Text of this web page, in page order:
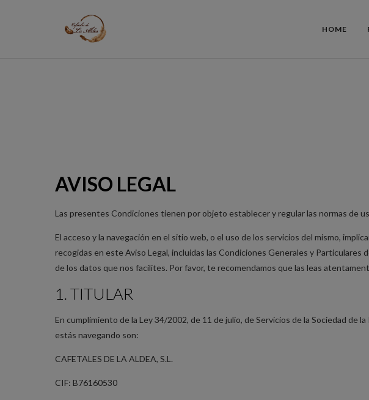
HOME
AVISO LEGAL
Las presentes Condiciones tienen por objeto establecer y regular las normas de
El acceso y la navegación en el sitio web, o el uso de los servicios del mismo,
recogidas en este Aviso Legal, incluidas las Condiciones Generales y
de los datos que nos facilites. Por favor, te recomendamos que las leas
1. TITULAR
En cumplimiento de la Ley 34/2002, de 11 de julio, de Servicios de la Sociedad
estás navegando son:
CAFETALES DE LA ALDEA, S.L.
CIF: B76160530